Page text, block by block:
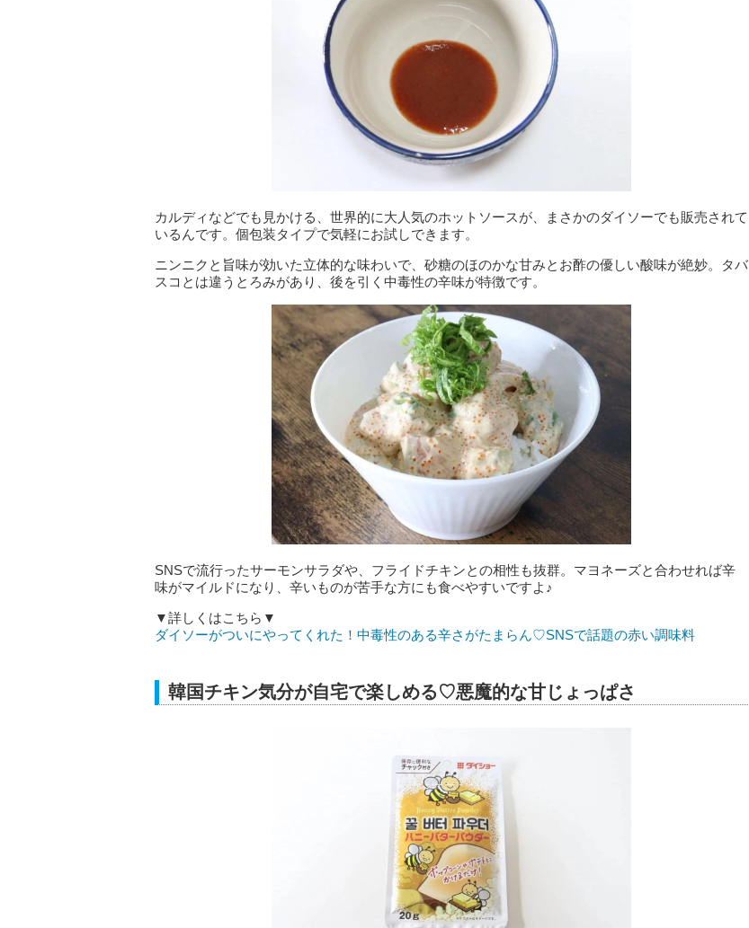
カルディなどでも見かける、世界的に大人気のホットソースが、まさかのダイソーでも販売されて
いるんです。個包装タイプで気軽にお試しできます。
ニンニクと旨味が効いた立体的な味わいで、砂糖のほのかな甘みとお酢の優しい酸味が絶妙。タバ
スコとは違うとろみがあり、後を引く中毒性の辛味が特徴です。
SNSで流行ったサーモンサラダや、フライドチキンとの相性も抜群。マヨネーズと合わせれば辛
味がマイルドになり、辛いものが苦手な方にも食べやすいですよ♪
▼詳しくはこちら▼
ダイソーがついにやってくれた！中毒性のある辛さがたまらん♡SNSで話題の赤い調味料
韓国チキン気分が自宅で楽しめる♡悪魔的な甘じょっぱさ